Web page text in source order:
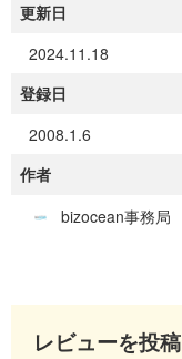
更新日
2024.11.18
登録日
2008.1.6
作者
bizocean事務局
レビューを投稿